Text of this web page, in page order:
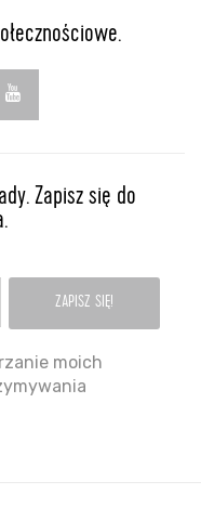
Zapisz się do
moich